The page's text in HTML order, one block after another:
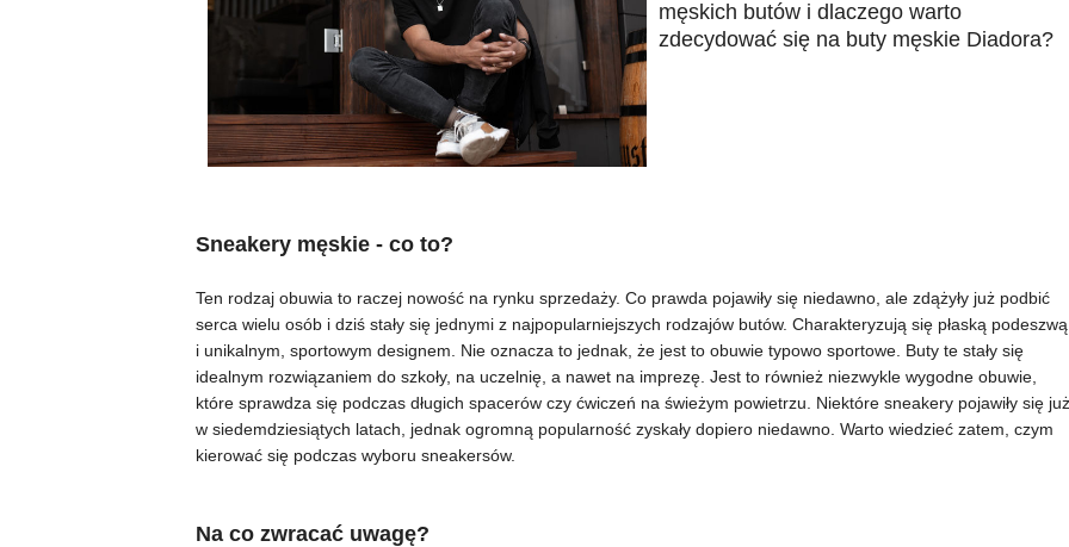
męskich butów i dlaczego warto
zdecydować się na buty męskie Diadora?
Sneakery męskie - co to?
Ten rodzaj obuwia to raczej nowość na rynku sprzedaży. Co prawda pojawiły się niedawno, ale zdążyły już podbić
serca wielu osób i dziś stały się jednymi z najpopularniejszych rodzajów butów. Charakteryzują się płaską podeszwą
i unikalnym, sportowym designem. Nie oznacza to jednak, że jest to obuwie typowo sportowe. Buty te stały się
idealnym rozwiązaniem do szkoły, na uczelnię, a nawet na imprezę. Jest to również niezwykle wygodne obuwie,
które sprawdza się podczas długich spacerów czy ćwiczeń na świeżym powietrzu. Niektóre sneakery pojawiły się już
w siedemdziesiątych latach, jednak ogromną popularność zyskały dopiero niedawno. Warto wiedzieć zatem, czym
kierować się podczas wyboru sneakersów.
Na co zwracać uwagę?